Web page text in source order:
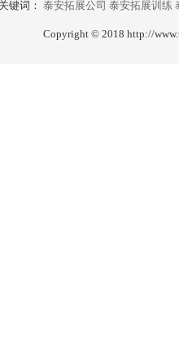
键词： 泰安拓展公司 泰安拓展训练
Copyright © 2018 http://